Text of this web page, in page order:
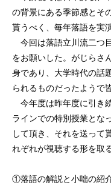
の背景にある季節感とそ
貰うべく、毎年落語を実
今回は落語立川流二つ
をお願いした。がじらさ
身であり、大学時代の話
られるものだったようで
今年度は昨年度に引き
ラインでの特別授業とな
して頂き、それを送って
れぞれが視聴する形を取
①落語の解説と小咄の紹